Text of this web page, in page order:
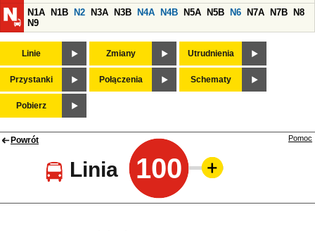
N1A
N1B N2 N3A N3B N4A N4B N5A N5B N6 N7A N7B
N8
N9
Linie Zmiany Utrudnienia
Przystanki Połączenia Schematy
Pobierz
Powrót
Linia 100
Pomoc